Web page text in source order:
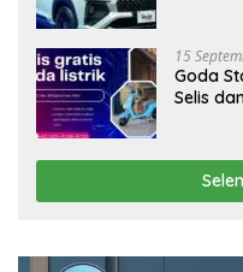
15
Goda
Selis